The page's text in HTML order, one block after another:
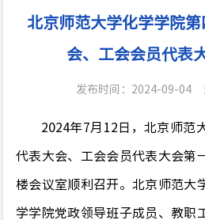
北京师范大学化学学院
会、工会会员代表
发布时间：2024-09-04
2024年7月 12 日 ， 北京师范
代表大会、工会会员代表大会第
楼会议室顺利 召开。 北京师范大
学学院党政领导班子成员、教职